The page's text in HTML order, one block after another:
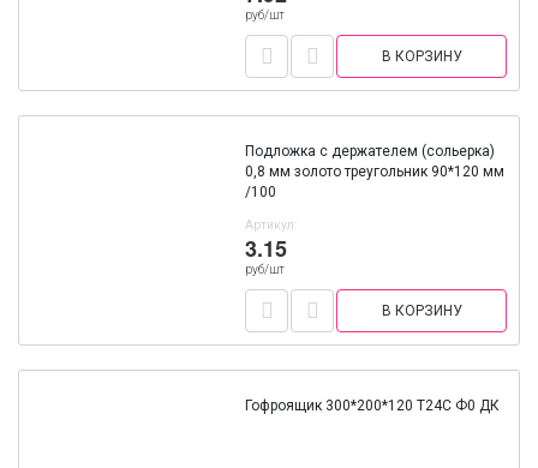
руб/шт
В КОРЗИНУ
Подложка с держателем (сольерка)
0,8 мм золото треугольник 90*120 мм
/100
Артикул:
3.15
руб/шт
В КОРЗИНУ
Гофроящик 300*200*120 Т24С Ф0 ДК